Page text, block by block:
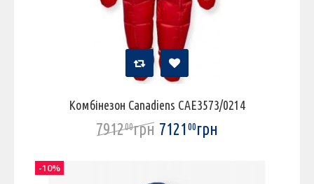
Комбінезон Canadiens CAE3573/0214
791200грн 712100грн
-10%